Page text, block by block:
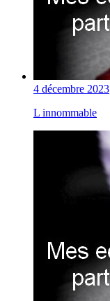
4 décembre 2023
L innommable